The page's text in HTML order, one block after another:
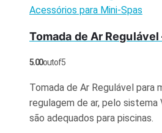
Acessórios para Mini-Spas
Tomada de Ar
5.00out of 5
Tomada de Ar Regulável para
regulagem de ar, pelo sistema
são adequados para piscinas.